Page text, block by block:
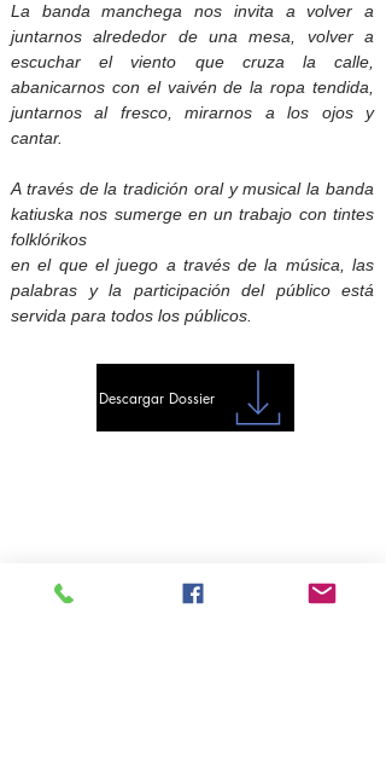
La banda manchega nos invita a volver a
juntarnos alrededor de una mesa, volver a
escuchar el viento que cruza la calle,
abanicarnos con el vaivén de la ropa tendida,
juntarnos al fresco, mirarnos a los ojos y
cantar.
A través de la tradición oral y musical la banda
katiuska nos sumerge en un trabajo con tintes
folklórikos
en el que el juego a través de la música, las
palabras y la participación del público está
servida para todos los públicos.
Descargar Dossier